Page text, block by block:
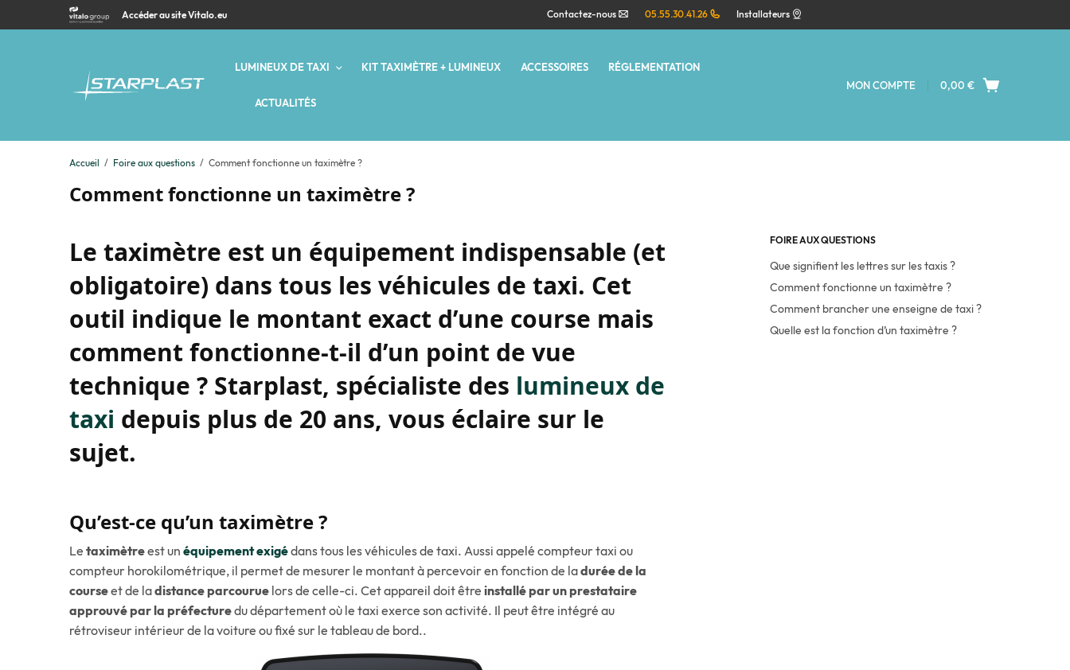
Accéder au site Vitalo.eu Contactez-nous 05.55.30.41.26 Installateurs
LUMINEUX DE TAXI KIT TAXIMÈTRE + LUMINEUX ACCESSOIRES RÉGLEMENTATION
ACTUALITÉS
MON COMPTE 0,00 €
Accueil Foire aux questions Comment fonctionne un taximètre ?
Comment fonctionne un taximètre ?
FOIRE AUX QUESTIONS
Que signifient les lettres sur les taxis ?
Comment fonctionne un taximètre ?
Comment brancher une enseigne de taxi ?
Quelle est la fonction d’un taximètre ?
Le taximètre est un équipement indispensable (et
obligatoire) dans tous les véhicules de taxi. Cet
outil indique le montant exact d’une course mais
comment fonctionne-t-il d’un point de vue
technique ? Starplast, spécialiste des lumineux de
taxi depuis plus de 20 ans, vous éclaire sur le
sujet.
Qu’est-ce qu’un taximètre ?
Letaximètreest unéquipement exigédans tous les véhicules de taxi. Aussi appelé compteur taxi ou
compteur horokilométrique, il permet de mesurer le montant à percevoir en fonction de ladurée de la
courseet de ladistance parcourue lors de celle-ci. Cet appareil doit êtreinstallé par un prestataire
approuvé par la préfecturedu département où le taxi exerce son activité. Il peut être intégré au
rétroviseur intérieur de la voiture ou fixé sur le tableau de bord..